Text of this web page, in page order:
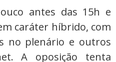
antes das 15h e
caráter híbrido, com
no plenário e outros
A oposição tenta